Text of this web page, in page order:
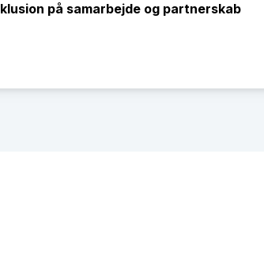
på samarbejde og partnerskab